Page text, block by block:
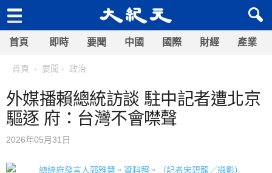
首頁 即時 要聞 中國 國際 財經 產業
首頁 要聞 政治
外媒播賴總統訪談 駐中記者遭北京
驅逐 府：台灣不會噤聲
2026年05月31日